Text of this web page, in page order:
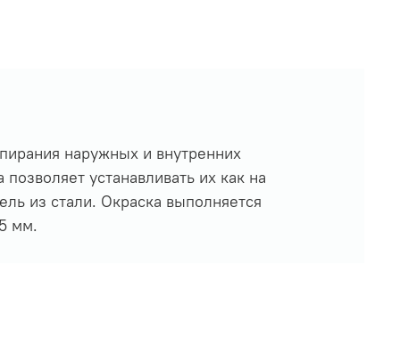
наружных и внутренних
устанавливать их как на
из стали. Окраска выполняется
мм.